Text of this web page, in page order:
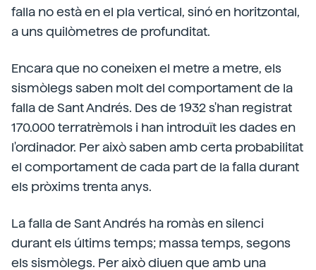
falla no està en el pla vertical, sinó en horitzontal,
a uns quilòmetres de profunditat.
Encara que no coneixen el metre a metre, els
sismòlegs saben molt del comportament de la
falla de Sant Andrés. Des de 1932 s'han registrat
170.000 terratrèmols i han introduït les dades en
l'ordinador. Per això saben amb certa probabilitat
el comportament de cada part de la falla durant
els pròxims trenta anys.
La falla de Sant Andrés ha romàs en silenci
durant els últims temps; massa temps, segons
els sismòlegs. Per això diuen que amb una